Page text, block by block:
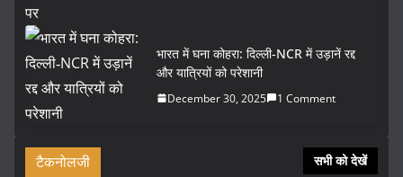
भारत में घना कोहरा: दिल्ली‑NCR में उड़ानें रद्द
और यात्रियों को परेशानी
December 30, 2025 1 Comment
टैकनोलजी सभी को देखें